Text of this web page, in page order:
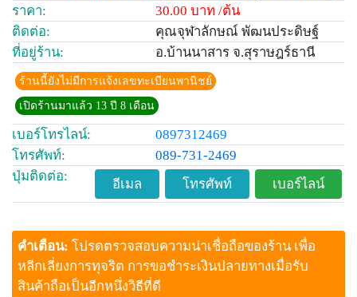
ราคา:
30.00 บาท /ต้น
ติดต่อ:
คุณจุฬาลักษณ์ พัฒนประดิษฐ์
ที่อยู่ร้าน:
อ.บ้านนาสาร จ.สุราษฎร์ธานี
ร้านนี้ยังไม่มีการแจ้งเลขทะเบียนพานิชย์
เปิดร้านมาแล้ว 13 ปี 8 เดือน
เบอร์โทรไลน์:
0897312469
โทรศัพท์:
089-731-2469
ปุ่มติดต่อ:
อีเมล โทรศัพท์ เบอร์ไลน์
คำเตือน: โปรดตรวจสอบความน่าเชื่อถือของร้าน เพื่อ
หลีกเลี่ยงการทุจริต การขอชำระเงินปลายทางเมื่อรับ
สินค้าถือเป็นอีกหนึ่งวิธีที่ดี